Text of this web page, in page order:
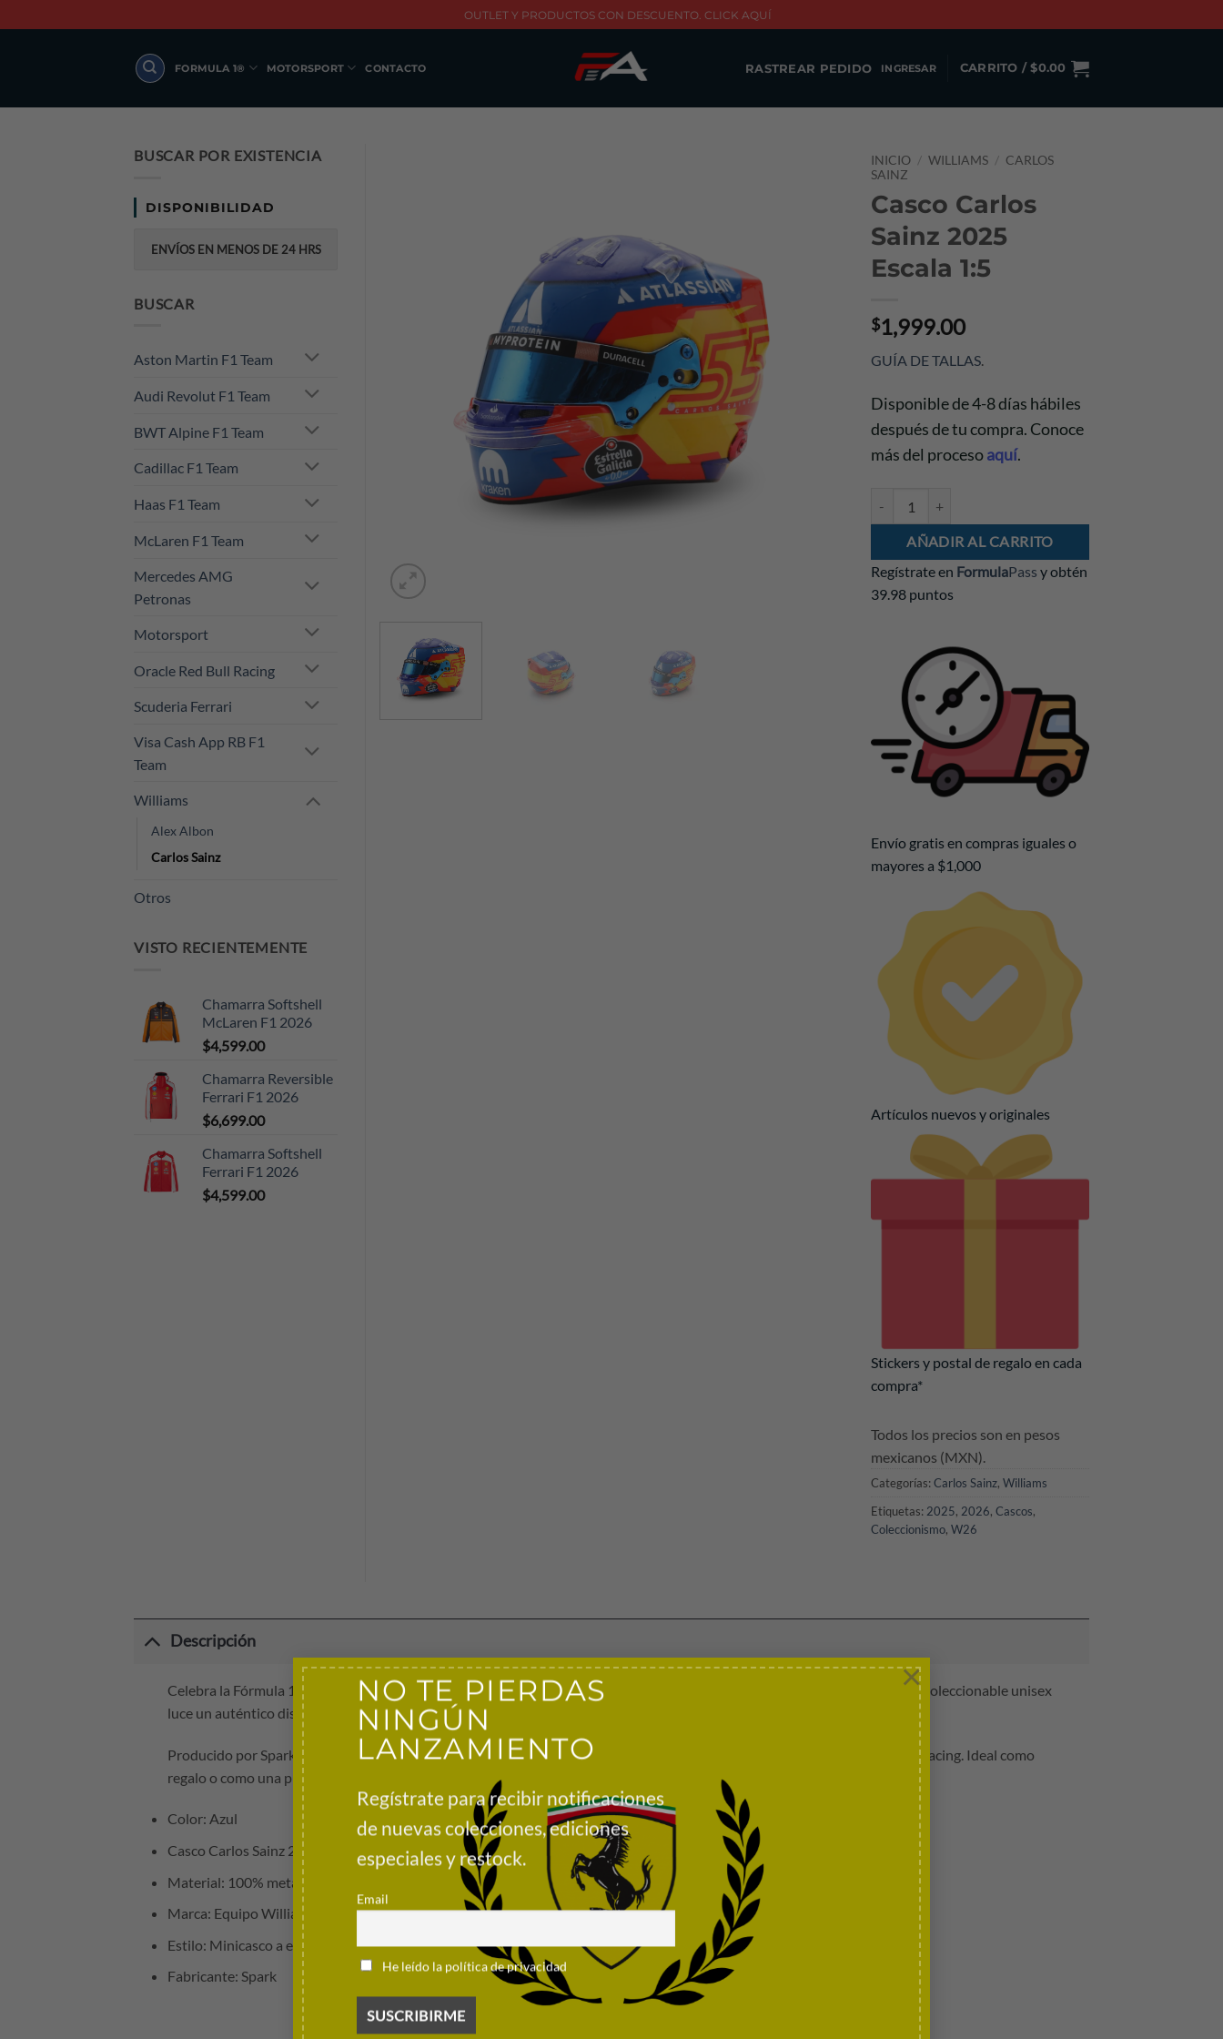
NO TE PIERDAS
NINGÚN
LANZAMIENTO
Regístrate para recibir notificaciones
de nuevas colecciones, ediciones
especiales y restock.
Email
He leído la política de privacidad
×
to
OUTLET Y PRODUCTOS CON DESCUENTO. CLICK AQUÍ
FORMULA 1® MOTORSPORT CONTACTO RASTREAR PEDIDO INGRESAR CARRITO /$0.00
INICIO / WILLIAMS / CARLOS
SAINZ
Casco Carlos
Sainz 2025
Escala 1:5
$1,999.00
GUÍA DE TALLAS
Disponible de 4-8 días hábiles
después de tu compra. Conoce
más del procesoaquí.
AÑADIR AL CARRITO
Regístrate en FormulaPass y obtén
39.98 puntos
Envío gratis en compras iguales o
mayores a $1,000
Artículos nuevos y originales
Stickers y postal de regalo en cada
compra*
Todos los precios son en pesos
mexicanos (MXN).
Categorías: Carlos Sainz, Williams
Etiquetas: 2025, 2026, Cascos,
Coleccionismo, W26
BUSCAR POR EXISTENCIA
DISPONIBILIDAD
ENVÍOS EN MENOS DE 24 HRS
BUSCAR
Aston Martin F1 Team
Audi Revolut F1 Team
BWT Alpine F1 Team
Cadillac F1 Team
Haas F1 Team
McLaren F1 Team
Mercedes AMG
Petronas
Motorsport
Oracle Red Bull Racing
Scuderia Ferrari
Visa Cash App RB F1
Team
Williams
Alex Albon
Carlos Sainz
Otros
VISTO RECIENTEMENTE
Chamarra Softshell
McLaren F1 2026
$4,599.00
Chamarra Reversible
Ferrari F1 2026
$6,699.00
Chamarra Softshell
Ferrari F1 2026
$4,599.00
Descripción
Celebra la Fórmula 1 con el Casco Carlos Sainz 2025 Escala 1:5 de Spark. Elaborado con maestría a escala 1:5, este artículo coleccionable unisex
luce un auténtico diseño azul con la marca del equipo y los logotipos de los patrocinadores.
Producido por Spark, es perfecto para exhibir y una pieza imprescindible para los aficionados y coleccionistas de Williams Racing. Ideal como
regalo o como una pieza destacada para cualquier colección de F1.
Color: Azul
Casco Carlos Sainz 2025 Escala 1:5 con licencia oficial
Material: 100% metal fundido a presión con piezas de plástico
Marca: Equipo Williams F1
Estilo: Minicasco a escala 1:5
Fabricante: Spark